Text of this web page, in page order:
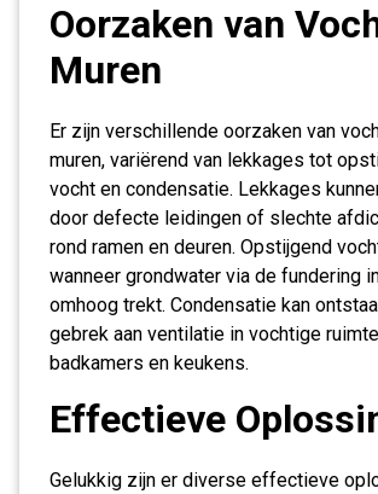
Oorzaken van
Muren
Er zijn verschillende oorzaken van
muren, variërend van lekkages tot
vocht en condensatie. Lekkages
door defecte leidingen of slechte
rond ramen en deuren. Opstijgend
wanneer grondwater via de fundering
omhoog trekt. Condensatie kan
gebrek aan ventilatie in vochtige
badkamers en keukens.
Effectieve
Gelukkig zijn er diverse effectieve